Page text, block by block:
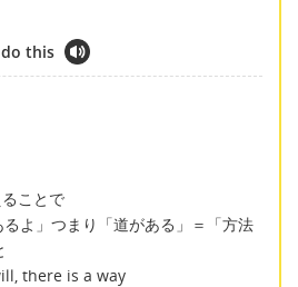
this
ことで
よ」つまり「道がある」＝「方法
there is a way